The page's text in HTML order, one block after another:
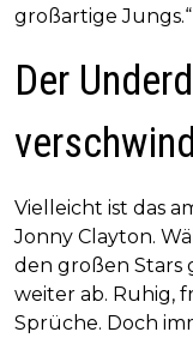
großartige Jungs.“
Der
Vielleicht ist das
Jonny Clayton.
den großen Stars
weiter ab. Ruhig,
Sprüche. Doch